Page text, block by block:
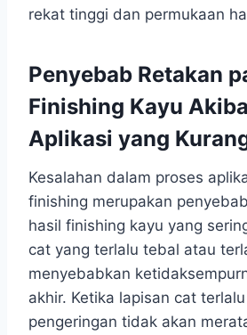
rekat tinggi dan permukaan
Penyebab Retakan
Finishing Kayu
Aplikasi yang
Kesalahan dalam proses
finishing merupakan
hasil finishing kayu yang
cat yang terlalu tebal atau
menyebabkan
akhir. Ketika lapisan cat
pengeringan tidak akan